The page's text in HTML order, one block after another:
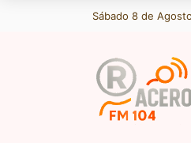
Sábado 8 de